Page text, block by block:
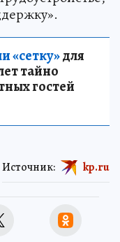
«сетку»для
тайно
гостей
Источник: kp.ru